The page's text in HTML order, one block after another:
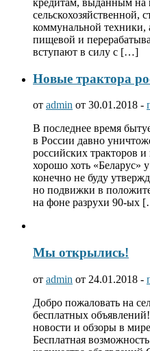
сельскохозяйственной,
коммунальной техники,
пищевой и
вступают в силу с […]
Новые трактора
от admin от 30.01.2018 -
В последнее время
в России давно
российских тракторов
хорошо хоть «Беларус»
конечно не буду
но подвижки в
на фоне разрухи 90-ых
Мы открылись!
от admin от 24.01.2018 -
Добро пожаловать на
бесплатных
новости и обзоры в
Бесплатная